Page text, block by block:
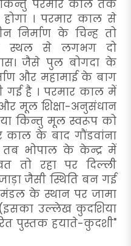
परमार काल तक
। परमार काल से
निर्माण के चिन्ह तो
स्थल से लगभग दो
जैसे पुल बोगदा के
और महामाई के बाग
गई है । परमार काल में
मूल शिक्षा-अनुसंधान
किन्तु मूल स्वरूप को
काल के बाद गौंडवांना
भोपाल के केन्द्र में
तो रहा पर दिल्ली
जैसी स्थिति बन गई
के स्थान पर जामा
उल्लेख कुदशिया
पुस्तक हयाते-कुदशी"